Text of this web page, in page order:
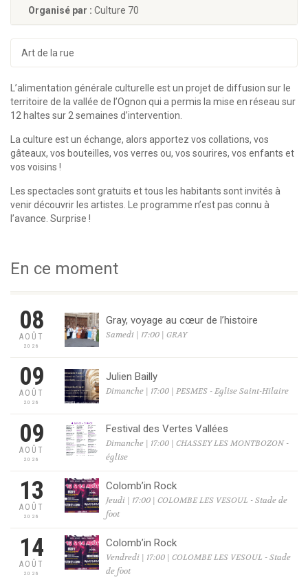
Organisé par : Culture 70
Art de la rue
L’alimentation générale culturelle est un projet de diffusion sur le
territoire de la vallée de l’Ognon qui a permis la mise en réseau sur
12 haltes sur 2 semaines d’intervention.
La culture est un échange, alors apportez vos collations, vos
gâteaux, vos bouteilles, vos verres ou, vos sourires, vos enfants et
vos voisins !
Les spectacles sont gratuits et tous les habitants sont invités à
venir découvrir les artistes. Le programme n’est pas connu à
l’avance. Surprise !
En ce moment
08
AOÛT
2026
Gray, voyage au cœur de l’histoire
Samedi | 17:00 | GRAY
09
AOÛT
2026
Julien Bailly
Dimanche | 17:00 | PESMES - Eglise Saint-Hilaire
09
AOÛT
2026
Festival des Vertes Vallées
Dimanche | 17:00 | CHASSEY LES MONTBOZON -
église
13
AOÛT
2026
Colomb’in Rock
Jeudi | 17:00 | COLOMBE LES VESOUL - Stade de
foot
14
AOÛT
2026
Colomb’in Rock
Vendredi | 17:00 | COLOMBE LES VESOUL - Stade
de foot